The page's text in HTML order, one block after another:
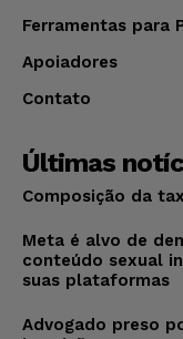
Ferramentas para
Apoiadores
Contato
Últimas
Composição da
Meta é alvo de
conteúdo sexual
suas plataformas
Advogado preso